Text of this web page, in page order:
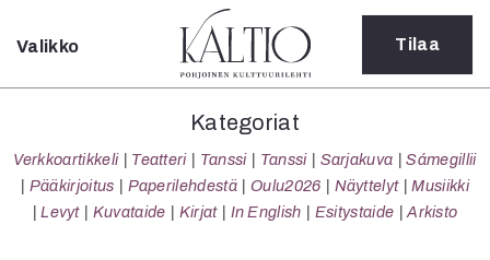
Sulje
Kategoriat
Verkkoartikkeli
Teatteri
Tanssi
Valikko Tilaa
Kategoriat
Verkkoartikkeli Teatteri Tanssi Tanssi Sarjakuva
Sámegillii
Pääkirjoitus
Paperilehdestä Oulu2026 Näyttelyt
Musiikki
Levyt
Kuvataide Kirjat In English Esitystaide Arkisto